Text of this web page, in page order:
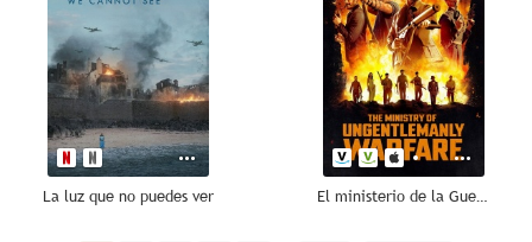
La luz que no puedes ver El ministerio de la Guerra Sucia